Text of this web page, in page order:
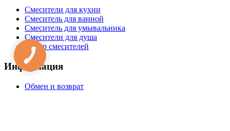
Смесители для кухни
Смеситель для ванной
Смеситель для умывальника
Смесители для душа
Набор смесителей
Информация
Обмен и возврат